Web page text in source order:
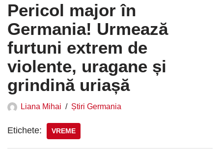
Pericol major în
Germania! Urmează
furtuni extrem de
violente, uragane și
grindină uriașă
Liana Mihai Știri Germania
Etichete: VREME